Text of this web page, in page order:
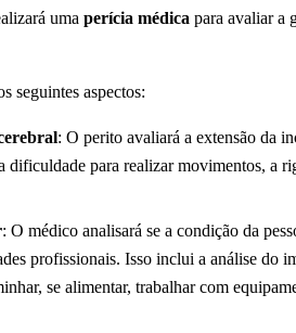
uma perícia médica para avaliar a
seguintes aspectos:
: O perito avaliará a extensão da
para realizar movimentos, a
: O médico analisará se a condição da
profissionais. Isso inclui a análise do
se alimentar, trabalhar com